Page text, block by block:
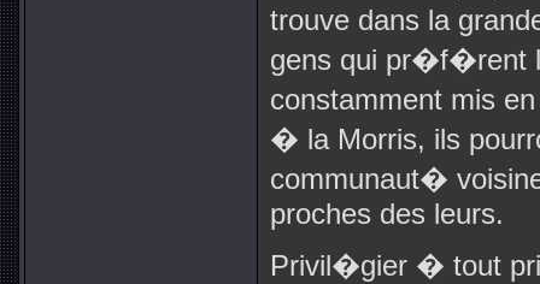
trouve dans la
gens qui pr�f�rent
constamment mis
� la Morris, ils
communaut�
proches des leurs.
Privil�gier � tout